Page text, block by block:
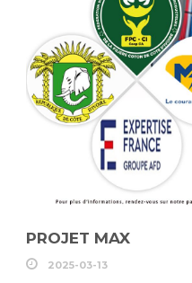
PROJET MAX
2025-03-13